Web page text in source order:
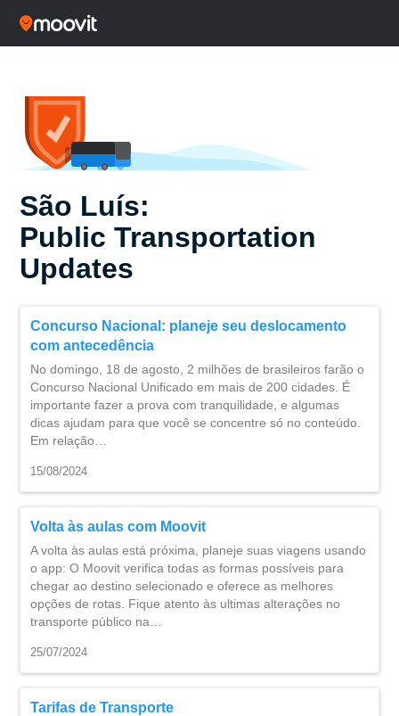
São Luís:
Public Transportation
Updates
Concurso Nacional: planeje seu deslocamento
com antecedência
No domingo, 18 de agosto, 2 milhões de brasileiros farão o
Concurso Nacional Unificado em mais de 200 cidades. É
importante fazer a prova com tranquilidade, e algumas
dicas ajudam para que você se concentre só no conteúdo.
Em relação…
15/08/2024
Volta às aulas com Moovit
A volta às aulas está próxima, planeje suas viagens usando
o app: O Moovit verifica todas as formas possíveis para
chegar ao destino selecionado e oferece as melhores
opções de rotas. Fique atento às ultimas alterações no
transporte público na…
25/07/2024
Tarifas de Transporte